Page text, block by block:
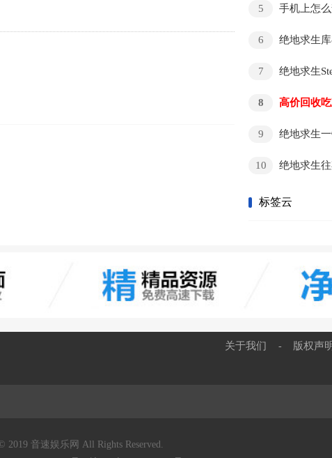
5
手机上怎
6
绝地求生
7
绝地求生
8
高价回收
9
绝地求生
10
绝地求生
标签云
关于我们 - 版权声
2019 音速娱乐网 All Rights Reserved.